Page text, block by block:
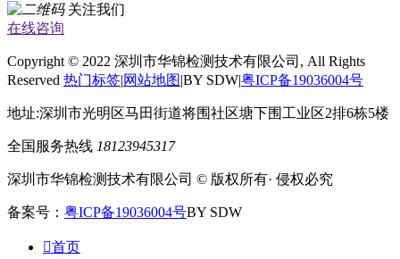
关注我们
在线咨询
Copyright © 2022 深圳市华锦检测技术有限公司, All Rights
Reserved 热门标签|网站地图|BY SDW|粤ICP备19036004号
地址:深圳市光明区马田街道将围社区塘下围工业区2排6栋5楼
全国服务热线 18123945317
深圳市华锦检测技术有限公司 © 版权所有· 侵权必究
备案号： 粤ICP备19036004号BY SDW
首页